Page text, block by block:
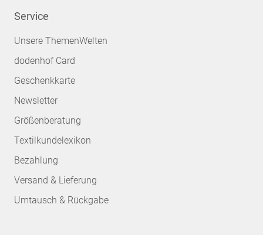
Service
Unsere ThemenWelten
dodenhof Card
Geschenkkarte
Newsletter
Größenberatung
Textilkundelexikon
Bezahlung
Versand & Lieferung
Umtausch & Rückgabe